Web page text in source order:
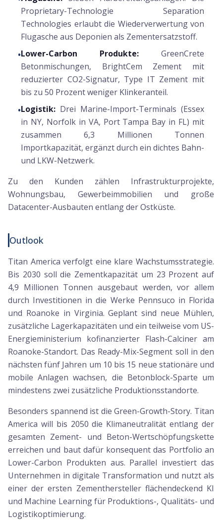
Proprietary-Technologie Separation
Technologies erlaubt die Wiederverwertung von
Flugasche aus Deponien als Zementersatzstoff.
•Lower-Carbon Produkte: GreenCrete
Betonmischungen, BrightCem Zement mit
reduzierter CO2-Signatur, Type IT Zement mit
bis zu 50 Prozent weniger Klinkeranteil.
•Logistik: Drei Marine-Import-Terminals (Essex
in NY, Norfolk in VA, Port Tampa Bay in FL) mit
zusammen 6,3 Millionen Tonnen
Importkapazität, ergänzt durch ein dichtes Bahn-
und LKW-Netzwerk.
Zu den Kunden zählen Infrastrukturprojekte,
Wohnungsbau, Gewerbeimmobilien und große
Datacenter-Ausbauten entlang der Ostküste.
Outlook
Titan America verfolgt eine klare Wachstumsstrategie.
Bis 2030 soll die Zementkapazität um 23 Prozent auf
4,9 Millionen Tonnen ausgebaut werden, vor allem
durch Investitionen in die Werke Pennsuco in Florida
und Roanoke in Virginia. Geplant sind neue Mühlen,
zusätzliche Lagerkapazitäten und ein teilweise vom US-
Energieministerium kofinanzierter Flash-Calciner am
Roanoke-Standort. Das Ready-Mix-Segment soll in den
nächsten fünf Jahren um 10 bis 15 neue stationäre und
mobile Anlagen wachsen, die Betonblock-Sparte um
mindestens zwei zusätzliche Produktionsstandorte.
Besonders spannend ist die Green-Growth-Story. Titan
America will bis 2050 die Klimaneutralität entlang der
gesamten Zement- und Beton-Wertschöpfungskette
erreichen und baut dafür konsequent das Portfolio an
Lower-Carbon Produkten aus. Parallel investiert das
Unternehmen in digitale Transformation und nutzt als
einer der ersten Zementhersteller flächendeckend KI
und Machine Learning für Produktions-, Qualitäts- und
Logistikoptimierung.